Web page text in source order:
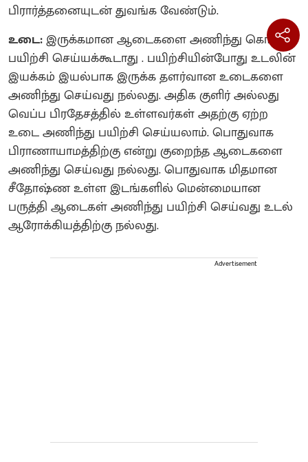
பிரார்த்தனையுடன் துவங்க வேண்டும்.
உடை:இருக்கமான ஆடைகளை அணிந்து கொண்டு
பயிற்சி செய்யக்கூடாது . பயிற்சியின்போது உடலின்
இயக்கம் இயல்பாக இருக்க தளர்வான உடைகளை
அணிந்து செய்வது நல்லது. அதிக குளிர் அல்லது
வெப்ப பிரதேசத்தில் உள்ளவர்கள் அதற்கு ஏற்ற
உடை அணிந்து பயிற்சி செய்யலாம். பொதுவாக
பிராணாயாமத்திற்கு என்று குறைந்த ஆடைகளை
அணிந்து செய்வது நல்லது. பொதுவாக மிதமான
சீதோஷ்ண உள்ள இடங்களில் மென்மையான
பருத்தி ஆடைகள் அணிந்து பயிற்சி செய்வது உடல்
ஆரோக்கியத்திற்கு நல்லது.
Advertisement